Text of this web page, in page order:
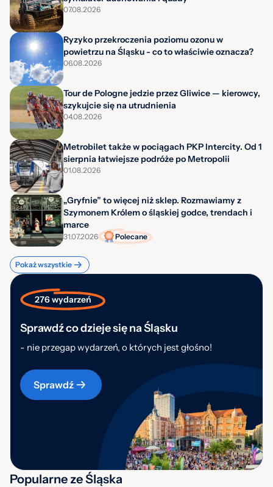
07.08.2026
Ryzyko przekroczenia poziomu ozonu w
powietrzu na Śląsku - co to właściwie oznacza?
06.08.2026
Tour de Pologne jedzie przez Gliwice — kierowcy,
szykujcie się na utrudnienia
04.08.2026
Metrobilet także w pociągach PKP Intercity. Od 1
sierpnia łatwiejsze podróże po Metropolii
01.08.2026
„Gryfnie” to więcej niż sklep. Rozmawiamy z
Szymonem Królem o śląskiej godce, trendach i
marce
31.07.2026 Polecane
Pokaż wszystkie
276 wydarzeń
Sprawdź co dzieje się na Śląsku
- nie przegap wydarzeń, o których jest głośno!
Sprawdź
Popularne ze Śląska